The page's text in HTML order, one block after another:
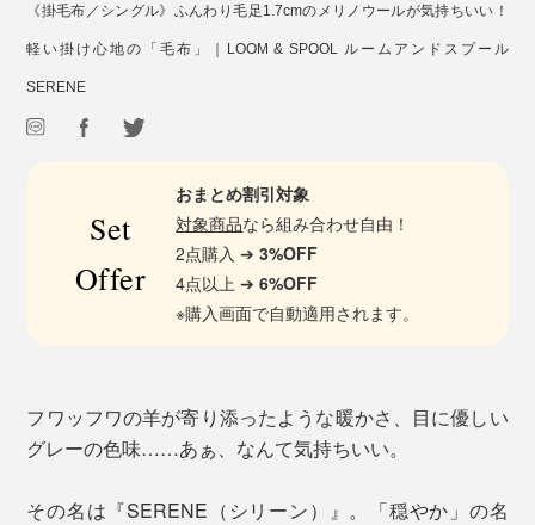
《掛毛布／シングル》ふんわり毛足1.7cmのメリノウールが気持ちいい！
軽い掛け心地の「毛布」｜LOOM & SPOOL ルームアンドスプール
SERENE
Set
Offer
おまとめ割引対象
対象商品なら組み合わせ自由！
2点購入 ➔3%OFF
4点以上 ➔6%OFF
※購入画面で自動適用されます。
フワッフワの羊が寄り添ったような暖かさ、目に優しい
グレーの色味……あぁ、なんて気持ちいい。
その名は『SERENE（シリーン）』。「穏やか」の名